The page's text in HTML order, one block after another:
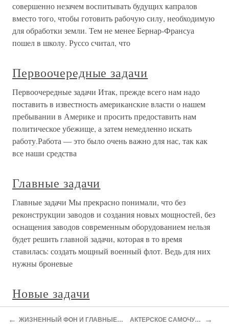
совершенно незачем воспитывать будущих капралов
вместо того, чтобы готовить рабочую силу, необходимую
для обработки земли. Тем не менее Бернар-Франсуа
пошел в школу. Руссо считал, что
Первоочередные задачи
Первоочередные задачи Итак, прежде всего нам надо
поставить в известность американские власти о нашем
пребывании в Америке и просить предоставить нам
политическое убежище, а затем немедленно искать
работу.Работа — это было очень важно для нас, так как
все наши средства
Главные задачи
Главные задачи Мы прекрасно понимали, что без
реконструкции заводов и создания новых мощностей, без
оснащения заводов современным оборудованием нельзя
будет решить главной задачи, которая в то время
ставилась: создать мощный военный флот. Ведь для них
нужны броневые
Новые задачи
экзаменом и основным итогом. Мы узнали, что задача
← ЖИЗНЕННЫЙ ФОН И ГЛАВНЫЕ ЭПИЗОДЫ АКТЕРСКОЕ САМОЧУВСТВИЕ →